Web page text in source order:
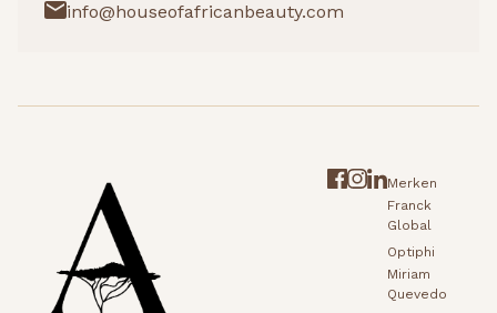
info@houseofafricanbeauty.com
Merken
Franck
Global
Optiphi
Miriam
Quevedo